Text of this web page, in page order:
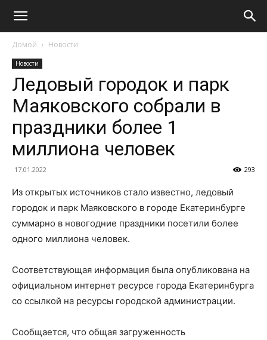
Домой Новости
Новости
Ледовый городок и парк
Маяковского собрали в
праздники более 1
миллиона человек
17.01.2022 293
Из открытых источников стало известно, ледовый
городок и парк Маяковского в городе Екатеринбурге
суммарно в новогодние праздники посетили более
одного миллиона человек.
Соответствующая информация была опубликована на
официальном интернет ресурсе города Екатеринбурга
со ссылкой на ресурсы городской администрации.
Сообщается, что общая загруженность